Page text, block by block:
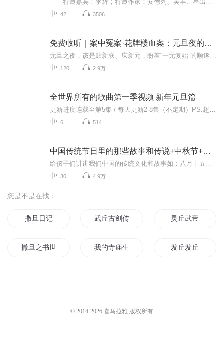
42 3506
免费收听｜案中冤案·花牌楼血案：元旦夜的沉冤与昭雪
120 2.9万
全世界所有的歌曲第一季视频 新年元旦篇
6 514
中国传统节日里的那些故事和传说+中秋节+元旦春节等
30 4.9万
您是不是在找：
撒旦日记 武丘古剑传奇 灵丘武帝
撒旦之书世界末日 我的寺庙生活 发丘发丘
© 2014-2026 喜马拉雅 版权所有